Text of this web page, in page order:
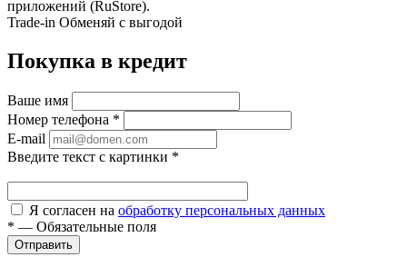
приложений (RuStore).
Trade-in Обменяй с выгодой
Покупка в кредит
Ваше имя
Номер телефона *
E-mail
Введите текст с картинки *
Я согласен на обработку персональных данных
* — Обязательные поля